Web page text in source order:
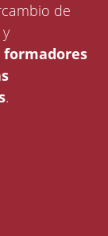
de
formadores
.